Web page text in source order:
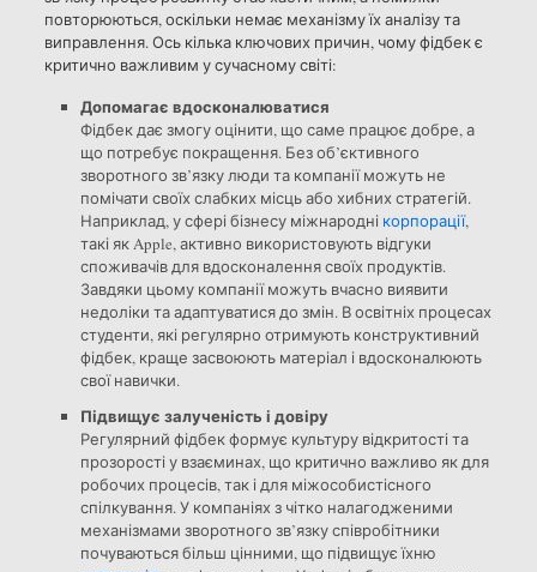
повторюються, оскільки немає механізму їх аналізу та
виправлення. Ось кілька ключових причин, чому фідбек є
критично важливим у сучасному світі:
Допомагає вдосконалюватися
Фідбек дає змогу оцінити, що саме працює добре, а
що потребує покращення. Без об’єктивного
зворотного зв’язку люди та компанії можуть не
помічати своїх слабких місць або хибних стратегій.
Наприклад, у сфері бізнесу міжнародні корпорації,
такі як Apple, активно використовують відгуки
споживачів для вдосконалення своїх продуктів.
Завдяки цьому компанії можуть вчасно виявити
недоліки та адаптуватися до змін. В освітніх процесах
студенти, які регулярно отримують конструктивний
фідбек, краще засвоюють матеріал і вдосконалюють
свої навички.
Підвищує залученість і довіру
Регулярний фідбек формує культуру відкритості та
прозорості у взаєминах, що критично важливо як для
робочих процесів, так і для міжособистісного
спілкування. У компаніях з чітко налагодженими
механізмами зворотного зв’язку співробітники
почуваються більш цінними, що підвищує їхню